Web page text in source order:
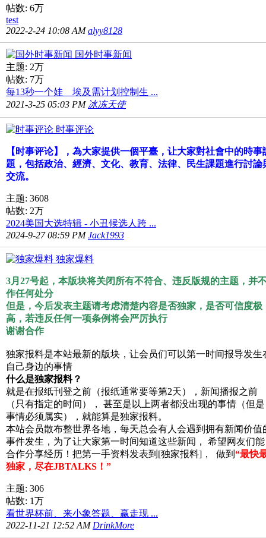
帖数: 6万
test
2022-2-24 10:08 AMalyy8128
国外时事新闻
主题: 2万
帖数: 7万
每13秒一个娃 埃及需计划控制生 ...
2021-3-25 05:03 PM 冰冻天使
时事评论
【时事评论】，為大家提供一個平臺，让大家對社會中的時事
題，包括政治、經濟、文化、教育、法律、民生課題進行討論
交流。
主题: 3608
帖数: 2万
2024美国大选特辑 - 小丑候选人跨 ...
2024-9-27 08:59 PMJack1993
独家爆料
3月27号起，本版块将关闭所有不符合、违反版规的主题，并
作任何处分
但是，今后发表主题请考虑清楚内容是否独家，是否可信度极
高，若违反任何一项条例将会严厉执行
谢谢合作
独家报料是本站最新的版块，让会员们可以第一时间报导发生
自己身边的事情
什么是独家报料？
就是在报纸刊登之前（报纸通常要等第2天），新闻播报之前
（只有指定的时间）， 甚至是以上两者都没出现的事情（但是
事情必须属实），就能算是独家报料。
本站会员散布整世界各地，每天总会有人会遇到拥有新闻价值
事件发生，为了让大家第一时间知道这些新闻， 希望网友们能
合作分享经历！把第一手资料发表到[独家报料]， 做到 “最快
独家，尽在JBTALKS！”
主题: 306
帖数: 1万
看世界杯前、来小象答题、赢走现 ...
2022-11-21 12:52 AM DrinkMore